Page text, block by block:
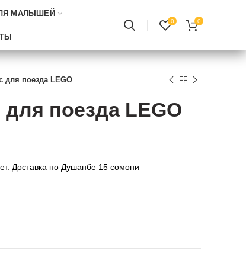
МАЛЫШЕЙ
0 0
для поезда LEGO
поезда LEGO
Доставка по Душанбе 15 сомони